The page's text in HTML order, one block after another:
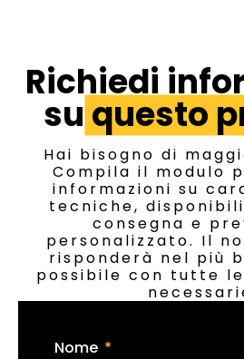
Richiedi
su questo
Hai bisogno di
Compila il modulo
informazioni su
tecniche,
consegna e
personalizzato. Il
risponderà nel più
possibile con tutte
Nome